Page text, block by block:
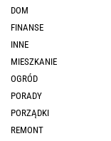
DOM
FINANSE
INNE
MIESZKANIE
OGRÓD
PORADY
PORZĄDKI
REMONT